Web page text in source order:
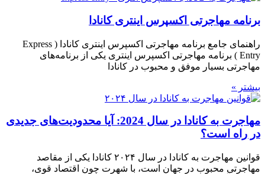
برنامه مهاجرتی اکسپرس اینتری کانادا
راهنمای جامع برنامه مهاجرتی اکسپرس اینتری کانادا ( Express
Entry ) برنامه مهاجرتی اکسپرس اینتری یکی از برنامه‌های
مهاجرتی بسیار موفق و محبوب در کانادا
بیشتر »
مهاجرت به کانادا در سال 2024: آیا محدودیت‌های جدیدی
در راه است؟
قوانین مهاجرت به کانادا در سال ۲۰۲۴ کانادا یکی از مقاصد
مهاجرتی محبوب در جهان است، با شهرت چون اقتصاد قوی،